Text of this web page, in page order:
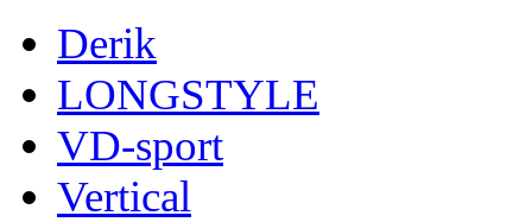
Derik
LONGSTYLE
VD-sport
Vertical